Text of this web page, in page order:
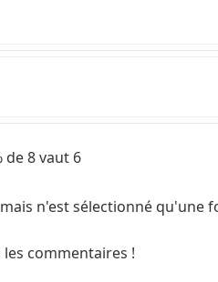
de 8 vaut 6
n'est sélectionné qu'une
les commentaires !